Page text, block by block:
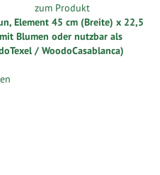
zum Produkt
Element 45 cm (Breite) x 22,5
Blumen oder nutzbar als
/ WoodoCasablanca)